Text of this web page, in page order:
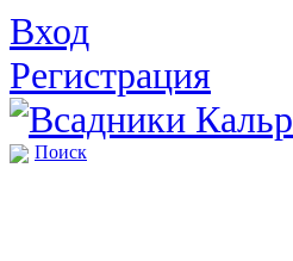
Вход
Регистрация
Поиск